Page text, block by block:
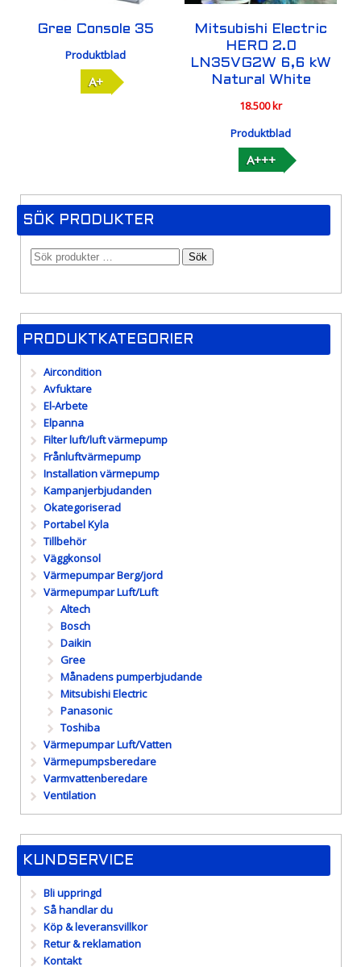
Gree Console 35
Produktblad
A+
Mitsubishi Electric
HERO 2.0
LN35VG2W 6,6 kW
Natural White
18.500kr
Produktblad
A+++
SÖK PRODUKTER
Sök
PRODUKTKATEGORIER
Aircondition
Avfuktare
El-Arbete
Elpanna
Filter luft/luft värmepump
Frånluftvärmepump
Installation värmepump
Kampanjerbjudanden
Okategoriserad
Portabel Kyla
Tillbehör
Väggkonsol
Värmepumpar Berg/jord
Värmepumpar Luft/Luft
Altech
Bosch
Daikin
Gree
Månadens pumperbjudande
Mitsubishi Electric
Panasonic
Toshiba
Värmepumpar Luft/Vatten
Värmepumpsberedare
Varmvattenberedare
Ventilation
KUNDSERVICE
Bli uppringd
Så handlar du
Köp & leveransvillkor
Retur & reklamation
Kontakt